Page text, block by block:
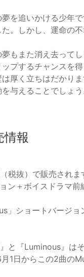
を追いかける少年
。しかし、運命の
もまた消え去って
プするチャンスを
厚く立ちはだかり
与えることでしょう
報
税抜）で販売されま
ン＋ボイスドラマ前
」ショートバージョ
と『Luminous』
1日からこの2曲の